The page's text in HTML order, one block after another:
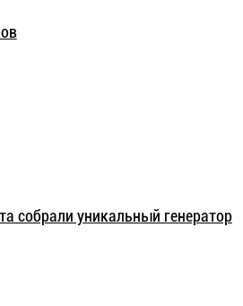
собрали уникальный генератор